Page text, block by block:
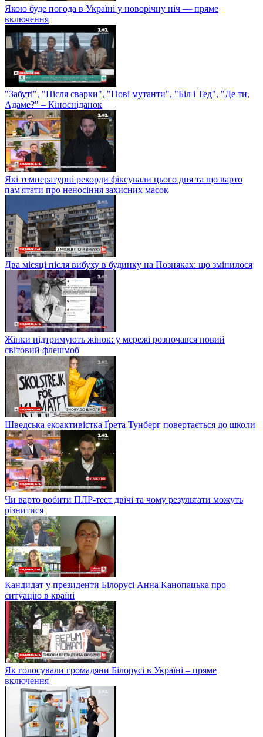
Якою буде погода в Україні у новорічну ніч — пряме
включення
"Забуті", "Після сварки", "Нові мутанти", "Біл і Тед", "Де ти,
Адаме?" – Кіносніданок
Які температурні рекорди фіксували цього дня та що варто
пам'ятати про неносіння захисних масок
Два місяці після вибуху в будинку на Позняках: що змінилося
Жінки підтримують жінок: у мережі розпочався новий
світовий флешмоб
Шведська екоактивістка Ґрета Тунберг повертається до школи
Чи варто робити ПЛР-тест двічі та чому результати можуть
різнитися
Кандидат у президенти Білорусі Анна Канопацька про
ситуацію в країні
Як голосували громадяни Білорусі в Україні – пряме
включення